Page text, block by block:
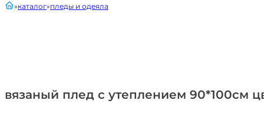
вязаный плед с утеплением 90*100см
главнаякаталог пледы и одеяла